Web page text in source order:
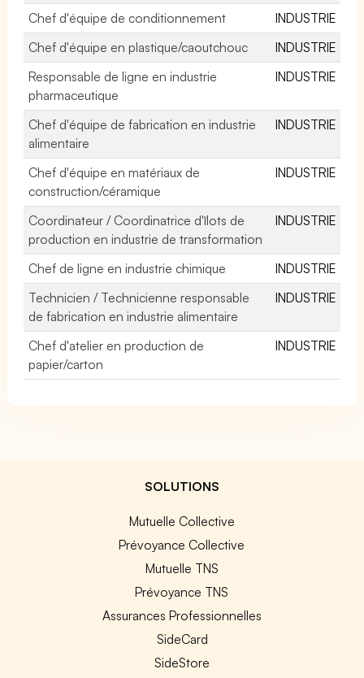
Chef d'équipe de conditionnement
INDUSTRIE
Chef d'équipe en plastique/caoutchouc
INDUSTRIE
Responsable de ligne en industrie
pharmaceutique
INDUSTRIE
Chef d'équipe de fabrication en industrie
alimentaire
INDUSTRIE
Chef d'équipe en matériaux de
construction/céramique
INDUSTRIE
Coordinateur / Coordinatrice d'îlots de
production en industrie de transformation
INDUSTRIE
Chef de ligne en industrie chimique
INDUSTRIE
Technicien / Technicienne responsable
de fabrication en industrie alimentaire
INDUSTRIE
Chef d'atelier en production de
papier/carton
INDUSTRIE
SOLUTIONS
Mutuelle Collective
Prévoyance Collective
Mutuelle TNS
Prévoyance TNS
Assurances Professionnelles
SideCard
SideStore